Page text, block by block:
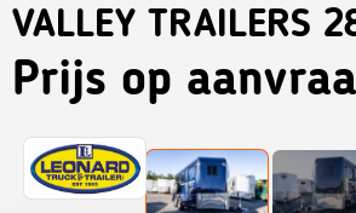
VALLEY TRAILERS
Prijs op